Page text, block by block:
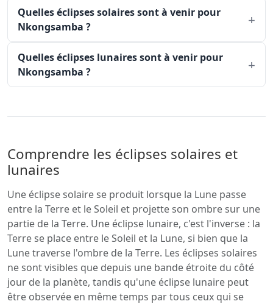
Quelles éclipses solaires sont à venir pour
Nkongsamba ?
Quelles éclipses lunaires sont à venir pour
Nkongsamba ?
Comprendre les éclipses solaires et
lunaires
Une éclipse solaire se produit lorsque la Lune passe
entre la Terre et le Soleil et projette son ombre sur une
partie de la Terre. Une éclipse lunaire, c'est l'inverse : la
Terre se place entre le Soleil et la Lune, si bien que la
Lune traverse l'ombre de la Terre. Les éclipses solaires
ne sont visibles que depuis une bande étroite du côté
jour de la planète, tandis qu'une éclipse lunaire peut
être observée en même temps par tous ceux qui se